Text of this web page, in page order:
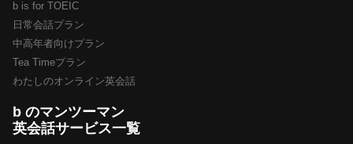
b is for TOEIC
日常会話プラン
中高年者向けプラン
Tea Timeプラン
わたしのオンライン英会話
b のマンツーマン
英会話サービス一覧